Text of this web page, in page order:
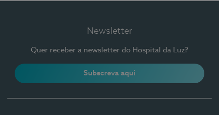
Newsletter
Quer receber a newsletter do Hospital da Luz?
Subscreva aqui